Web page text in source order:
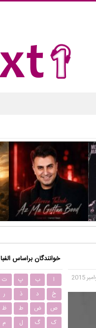
خوانندگان براساس الفبا
ا ب پ ت
خ
د ذ ر
ص
ض ط ظ
ک
گ ل م